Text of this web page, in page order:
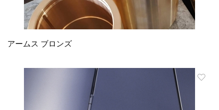
アームス ブロンズ